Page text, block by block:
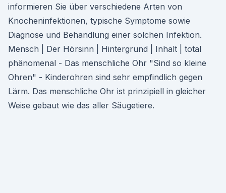
informieren Sie über verschiedene Arten von
Knocheninfektionen, typische Symptome sowie
Diagnose und Behandlung einer solchen Infektion.
Mensch | Der Hörsinn | Hintergrund | Inhalt | total
phänomenal - Das menschliche Ohr "Sind so kleine
Ohren" - Kinderohren sind sehr empfindlich gegen
Lärm. Das menschliche Ohr ist prinzipiell in gleicher
Weise gebaut wie das aller Säugetiere.